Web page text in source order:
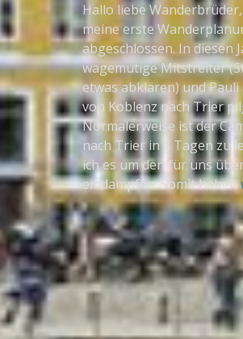
Hallo liebe
meine erste
abgeschlossen. In diesen
wagemutige Mitstreiter
etwas abklären) und
von Koblenz nach Trier
Normalerweise ist der
nach Trier in 8 Tagen zu
ich es um den für uns
eindampfen. Somit haben